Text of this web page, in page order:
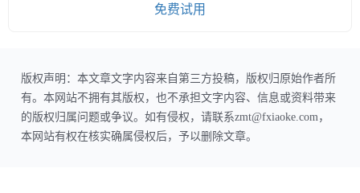
免费试用
版权声明：本文章文字内容来自第三方投稿，版权归原始作者所
有。本网站不拥有其版权，也不承担文字内容、信息或资料带来
的版权归属问题或争议。如有侵权，请联系zmt@fxiaoke.com，
本网站有权在核实确属侵权后，予以删除文章。